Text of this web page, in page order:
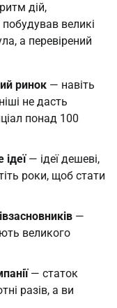
дій,
великі
а перевірений
ринок — навіть
не дасть
понад 100
— ідеї дешеві,
роки, щоб стати
—
великого
— статок
разів, а ви